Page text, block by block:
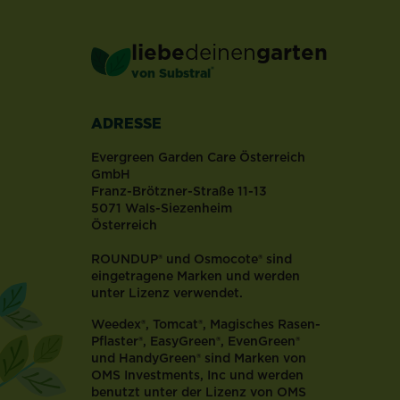
ein
Mineral
Ursprungs,
welches
zum
Beispiel
in
vulkanischem
Gestein
zu
finden
ist.
seine
Schwamm-
ähnliche...
liebedeinengarten
von Substral®
ADRESSE
Evergreen Garden Care Österreich
GmbH
Franz-Brötzner-Straße 11-13
5071 Wals-Siezenheim
Österreich
ROUNDUP® und Osmocote® sind
eingetragene Marken und werden
unter Lizenz verwendet.
Weedex®, Tomcat®, Magisches Rasen-
Pflaster®, EasyGreen®, EvenGreen®
und HandyGreen® sind Marken von
OMS Investments, Inc und werden
benutzt unter der Lizenz von OMS